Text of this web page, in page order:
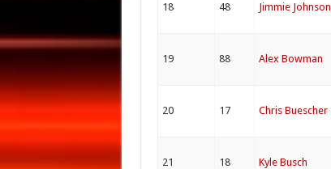
18 48 Jimmie Johnson
19 88 Alex Bowman
20 17 Chris Buescher
21 18 Kyle Busch